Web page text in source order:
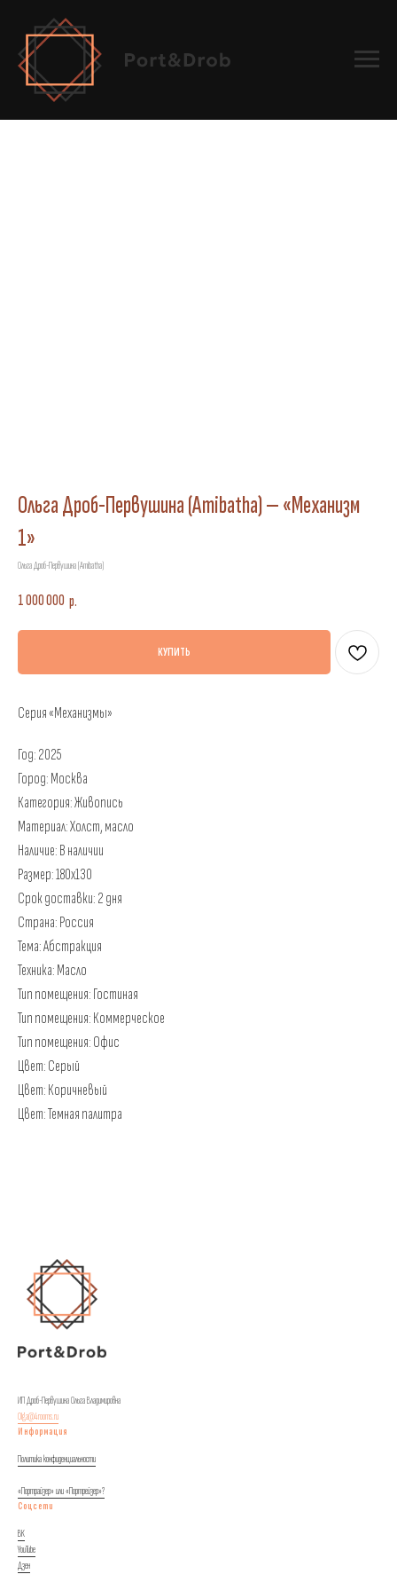
Ольга Дроб-Первушина (Amibatha) — «Механизм
1»
Ольга Дроб-Первушина (Amibatha)
1 000 000 р.
КУПИТЬ
Серия «Механизмы»
Год: 2025
Город: Москва
Категория: Живопись
Материал: Холст, масло
Наличие: В наличии
Размер: 180x130
Срок доставки: 2 дня
Страна: Россия
Тема: Абстракция
Техника: Масло
Тип помещения: Гостиная
Тип помещения: Коммерческое
Тип помещения: Офис
Цвет: Серый
Цвет: Коричневый
Цвет: Темная палитра
ИП Дроб-Первушина Ольга Владимировна
Olga@4rooms.ru
Информация
Политика конфиденциальности
«Портрайзер» или «Портрейзер»?
Соцсети
ВК
YouTube
Дзен